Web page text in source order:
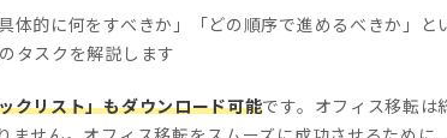
体的に何をすべきか」「どの順序で進めるべきか」と
タスクを解説します
クリスト」もダウンロード可能です。オフィス移転は